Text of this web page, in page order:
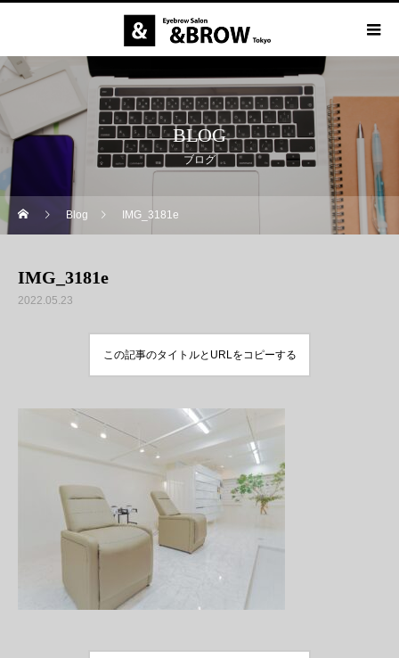
BLOG
ブログ
Blog IMG_3181e
IMG_3181e
2022.05.23
この記事のタイトルとURLをコピーする